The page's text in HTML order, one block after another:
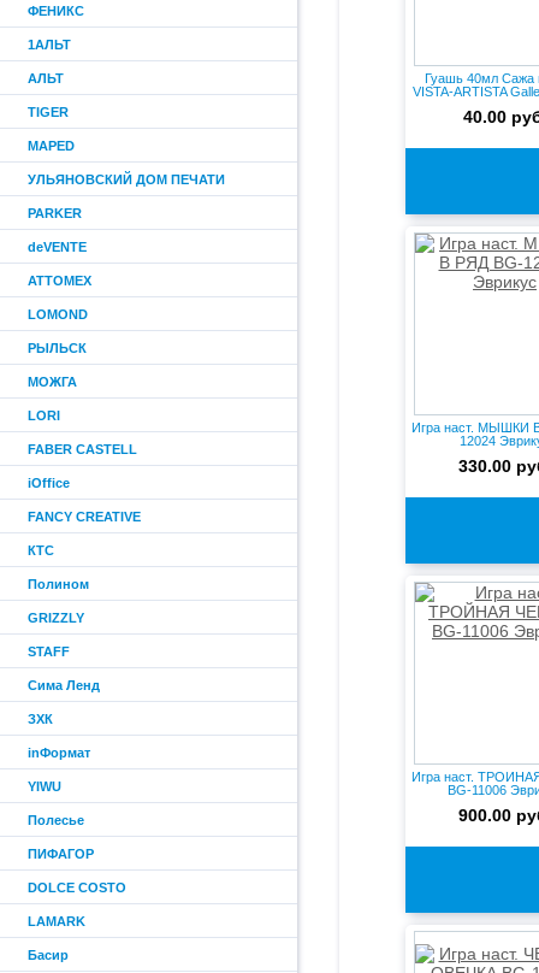
ФЕНИКС
1АЛЬТ
АЛЬТ
TIGER
MAPED
УЛЬЯНОВСКИЙ ДОМ ПЕЧАТИ
PARKER
deVENTE
ATTOMEX
LOMOND
РЫЛЬСК
МОЖГА
LORI
FABER CASTELL
iOffice
FANCY CREATIVE
КТС
Полином
GRIZZLY
STAFF
Сима Ленд
ЗХК
inФормат
YIWU
Полесье
ПИФАГОР
DOLCE COSTO
LAMARK
Басир
Гуашь 40мл Сажа
VISTA-ARTISTA
40.00
Игра наст. МЫШКИ
12024
330.00
Игра наст.
BG-11006
900.00